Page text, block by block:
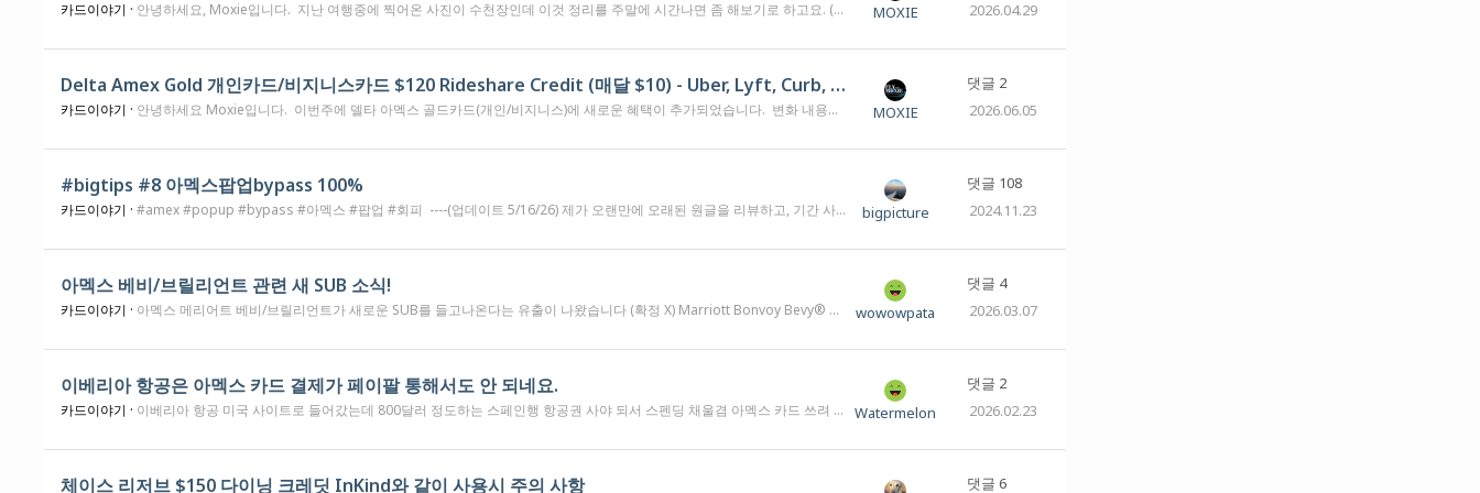
카드이야기 · 안녕하세요, Moxie입니다. 지난 여행중에 찍어온 사진이 수천장인데 이것 정리를 주말에 시간나면 좀 해보기로 하고요. (다음주중에 또 어디를 가야해서 주말에 해야합니다. ㅠㅠ) 아멕스에서 발전산으로 그냥 잘 주기만 하는줄 알았더니, 그냥 막 챠지도 하는것을 발견했습니다. 이번에 여행 가기전에 사용하려고 아래 카드를 한장 했습니다. 6개월에 $4,000 사용하면 85,000마일을 주는 델타 아멕스 골드 개인 NLL 오퍼였어요. 제가 지난번에 비지니스 카드 NLL 오퍼 찾아가는 방법 글에 써놓은 방법으로 들어가서 개인카드를 했는데요. 이 오퍼는 첫해는 연회비 $150을 받지 않습니다. 이번 여행에서 사용하고 온 damage가 얼마나 되는가 들어가서 확인을 해 보던중, 수많은 사이공에서의 $1.xx의 Grab 챠지들 사이로... 아니 이것들이!!! 제가 평상시 아멕스에서 더 받은적은 있지만 (ㅋ) 더 내본적은 거의 없거든요. 제 눈에 딱 걸렸습니다. 채팅으로 클레임해서 케이스번호 받아놨고요. 클레임이 적용되기까지는 10일정도 걸린다고 합니다. 채팅으로 제가 신청했던 카드의 오퍼에 연회비가 첫해에 $0인것도 확인 해 주었습니다. 최근에 이 카드 하신분들 한번씩 확인해 보셔요. (저는 지난번에 더 받았던것을 clawback 하는줄 알고 깜짝 놀랐네요) MOXIE
2026.04.29
Delta Amex Gold 개인카드/비지니스카드 $120 Rideshare Credit (매달 $10) - Uber, Lyft, Curb, Alto
카드이야기 · 안녕하세요 Moxie입니다. 이번주에 델타 아멕스 골드카드(개인/비지니스)에 새로운 혜택이 추가되었습니다. 변화 내용을 정리하자면 이렇습니다. 카드를 만들고서 12개월이 지난후에 이 혜택은 아멕스 카드 Benefit 섹션에서 등록후에 사용 가능합니다. 매달 $10씩 Statement Credit을 받는 형식으로 주어지는데, Uber, Lyft, Curb, Alto등의 서비스에 해당 카드를 등록하면서 사용할 수 있습니다. 이 카드의 연회비가 보통 첫해는 면제이고 두번째해부터 $150을 받는데, 한해 가지고 있다가 취소하고 가는 사람들을 잡기위한 하나의 방법인것 같기는 합니다. 기존의 아멕스 카드에서 받던 우버에만 제한되지 않는것이 특징이기도 하고요. 저희는 현재 부부가 한장씩 가지고 있어서 델타발권할때 15% 혜택을 받고 잘 사용하고 있는데요. 가지고 계신분들 이 혜택 잊지말고 사용하실수 있으면 좋겠습니다. 감사합니다. MOXIE
댓글 2
2026.06.05
#bigtips #8 아멕스팝업bypass 100%
카드이야기 · #amex #popup #bypass #아멕스 #팝업 #회피 ----(업데이트 5/16/26) 제가 오랜만에 오래된 원글을 리뷰하고, 기간 사이에 업데이트 있어서 이렇게 키보드를 들었습니다. 아래 (3)의 일부 내용이 맞고, 일부는 그 원인을 찾았습니다. 일단 letter가 온다고 무조건 실패는 아닙니다. 물론 대부분 letter는 duplicated된 시스템 글리치로 자동으로 발송되는 것으로 보입니다. 만약 여러번 apply를 해서 많은 케이스와 레퍼런스 번호가 쌓이면 그 안에서 agent는 duplicated된 신청서를 찾을수 없습니다. 보통 첫번째는 팝업(웰컴 오퍼 없다고 함), 2번째 (취소되었다함; 당연히 팝업 떠서 취소 누르겠죠?), 3번째는 duplicated되었다고 합니다. 보통 똑똑한, 잘하는, agent는 이 케이스를 찾아 줍니다. 최근(25년 하반기 부터 같습니다) 에는 이 케이스를 보면서 항상 사인업보너스, 웰컴 보너스 없는데 다시 진행할래 라고 묻습니다. 통과 의례 같은데요. 제가 여러번 진행해달라고 했고, 매번 사인업 해봤지만 이상 없습니다. (만약 2번의 바이패스 신공을 시도했다면 5개의 케이스가 쌓이게 됩니다. 그래도 제가 드린 저 순서만 잘 기억하시고, 또 신청할때 각 디바이스에 뜨는 에러나, 팝업, 등을 기록해 두시면 큰 도움이 됩니다. 또 application status 리스트에 보면 대략적으로 어떤 문제인지도 알수 있구요.) ----(원문 작성 11/23/24) 안녕하세요. bicpicture입니다. (제목보고 제가 낚시한다고 오해하실수도 있겠지만 절대 아닙니다.) 이 루프홀을 어디 DP에서 봤다는분들도 계신대요. 저는 찾아보지 못했고, 아직 한국계 커뮤니티에서는 본적이 없습니다. 잘못하면 황금알거위 배를 가르는 느낌이 될수도 있지만요. 1년반 이상의 DP를 만들기위해서 부단히 노력해 보았구요. 여전히 미궁의 아멕스팝업에 고통받는 분을 위해 정리해 보았습니다. 제가 대충 그린 그림을 보시고, 금방 캐치하실수 있는분들도 계신텐데요. bypass의 컨셉은 2개의 디바이스에서 동시에 application을 집어 넣는겁니다. ; 유사하게 대학때 수강신청할때 정원이 다차서, 2대 컴으로 신청해보신 기억이 있으신 분들은 아실겁니다. (97-99학번이후부터는 OMR카드가 아닌 컴으로 수강신청을 하고 있습니다) 2대에 동시 신청을 띄워놓고 마우스클릭... 그러면 둘다 들어가는 마법을 보게 되죠. (이유는 다른 프로그래밍 잘 하시는 분들이 잘 이해시켜주실거 같습니다.) 처음에 6개월간 이걸 할때 40% 확율로 성공을 했습니다. 그러다 올해 부터는 100% 승인 되면서, 바이패스 방법을 이해하게 되었어요. 플로우차트를 보시면서, 아래쪽 설명을 보시기 바랍니다. (1) B디바이스가 팝업 로직을 돌고 있을때, A디바이스의 신청서가 정상적으로 팝업 을 뚫고 지나갑니다. 단, 실패케이스는 이 타이밍 때문인데요. 당연하지만, 2개 신청이 거의 동시에 들어가야 합니다. 아래쪽 실패케이스를 보시면요, 실패하면, mail로 이유를 보내주겠다 하고 끝입니다. 그리고 하루에 두번 하시는건 비추 합니다.(이것도 AYOR인데요, 저는 3-4번까지도 합니다.) 왜냐면요 전화하면 아멕스 애들이 압니다. 너 2개(이상) 동시에 신청했네. 이상한데... 라고 되묻습니다. 적당히 답을 잘하셔야 하구요. 그래서 애매하시면, 하루에 2번 시도하지 마세요~ (2) 팝업을 회피한 A디바이스 신청서는 이제 기존에 팝업 없이 신청하면 나오는 화면과 동일한 화면을 보게 됩니다. 바로 승인이 나거나, 추가 정보가 필요하니 연락을 달라 하거나, in review가 떠서 며칠뒤에 전화가 오거나, 며칠뒤에 저절로 승인이 뜹니다 (요즘은 accept하겠냐고 되물어오죠) (3) 만약 동시클릭으로 bypass가 안되면, 100프로 letter가 날라오는데요. Duplicated 되었다고 합니다. 이게 뜨면 이 bypass신공은 실패한겁니다. (3일에 연달아 실패해서 3장이 날아온적이 있어서, 결국 3전4기로 성공했습니다.) +최근에 8개 이상을 시도해서 안되었는데요. Duplicate (현재 이전 신청서를 검토하고 있어서 안된다) 라고 떴는데요, 결국 전화를 몇번해서 reactivate를 해서 다시 승인받았습니다. 결국 다시 1번으로 돌아가시면 됩니다~ 주변에 3-4분 정도에게도 도움을 드렸구요, 이 방법은 refer link로도 잘 됩니다. 물론 refer bonus도 문제 없이 잘 받았고, 다 잘 썼습니다. 더 궁금한 내용은 댓글로 나누시면 얘기하시면 좋겠네요~ 이상 bicpicture였습니다. bigpicture
댓글 108
2024.11.23
아멕스 베비/브릴리언트 관련 새 SUB 소식!
카드이야기 · 아멕스 메리어트 베비/브릴리언트가 새로운 SUB를 들고나온다는 유출이 나왔습니다 (확정 X) Marriott Bonvoy Bevy® American Express® Card Earn 175,000 Marriott Bonvoy points when you spend $5,000 in eligible purchases on their Card in the first six months. Annual Fee: $250 Offer ends 5/14/26. Marriott Bonvoy Brilliant® American Express® Card Earn 200,000 Marriott Bonvoy points when you spend $6,000 in eligible purchases on their Card in the first six months. Annual Fee: $650 Offer ends 5/14/26. Marriott Bonvoy Business® Credit Card Earn 3 Free Night Awards after you spend $6,000 on eligible purchases on the Card within the first 6 months of Card Membership. Plus an additional 2 Free Night Awards after you spend an extra $3,000 within the first 6 months. Each Free Night Award has a redemption level up to 50,000 Marriott Bonvoy® points at hotels participating in Marriott Bonvoy®. Resort fees and terms apply. Annual Fee: $125 Offer ends 5/14/26. 아 참고로 저는 Bevy랑 Brilliant둘다 만드려고 하는데 이게 같은 카드로 아멕스가 판단해서 Same Amex Product Rule 에 걸린다는 이야기들이 있더라고요? 혹시 이거 더 아시는 분 계실까요? wowowpata
댓글 4
2026.03.07
이베리아 항공은 아멕스 카드 결제가 페이팔 통해서도 안 되네요.
카드이야기 · 이베리아 항공 미국 사이트로 들어갔는데 800달러 정도하는 스페인행 항공권 사야 되서 스펜딩 채울겸 아멕스 카드 쓰려 했는데 아멕스 카드들은 페이팔에서도 막혀 있네요. 고민 좀 해보니 MR을 Avios로 넘겨 결제하고 택스는 카드 결제 하는게 더 싸게 먹히는 듯 해서 결국 택스 170달러만 아멕스 아닌 다른 카드로 했습니다만.. 나름 큰 항공사인데 아멕스-페이팔 통한 결제가 안 통한다는 걸 알게 됐네요. 좀 억지지만 비슷한 이름으로 시작하는 이베이한테는 아멕스-페이팔 받아줘서 고마워집니다ㅎㅎ Watermelon
댓글 2
2026.02.23
체이스 리저브 $150 다이닝 크레딧 InKind와 같이 사용시 주의 사항
댓글 6